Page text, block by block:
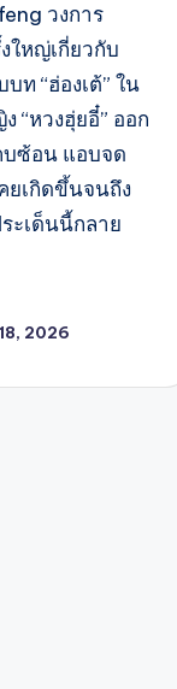
วงการ
ใหญ่เกี่ยวกับ
ท “ฮ่องเต้” ใน
“หวงฮุ่ยอี๋” ออก
บซ้อน แอบจด
ยเกิดขึ้นจนถึง
ะเด็นนี้กลาย
2026